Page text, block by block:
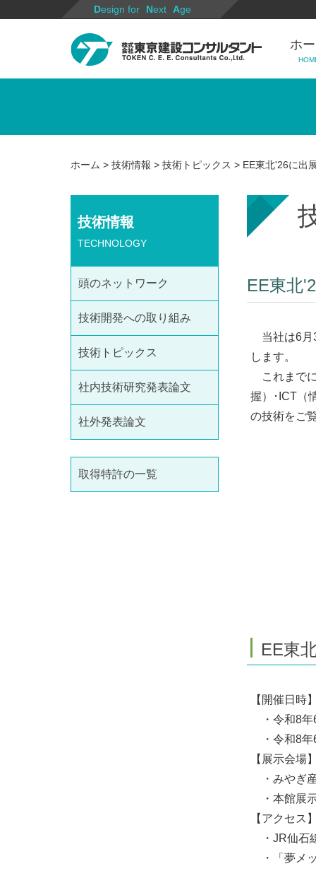
Design for Next Age
ホ
ホーム > 技術情報 > 技術トピックス > EE東北'26に出
技術情報
TECHNOLOGY
頭のネットワーク
技術開発への取り組み
技術トピックス
社内技術研究発表論文
社外発表論文
取得特許の一覧
EE東北
当社は6月
します。
これまで
握）･ICT（
の技術をご
EE東
【開催日時
・令和8年
・令和8年
【展示会場
・みやぎ
・本館展
【アクセス
・JR仙石
・「夢メ